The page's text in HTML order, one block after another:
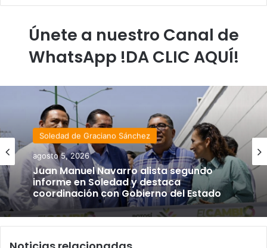
Únete a nuestro Canal de
WhatsApp !DA CLIC AQUÍ!
Soledad de Graciano Sánchez
agosto 5, 2026
Juan Manuel Navarro alista segundo
informe en Soledad y destaca
coordinación con Gobierno del Estado